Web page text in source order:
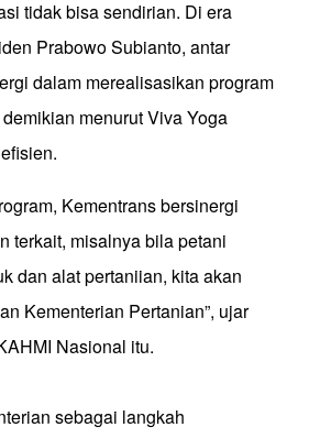
tidak bisa sendirian. Di era
Prabowo Subianto, antar
dalam merealisasikan program
menurut Viva Yoga
Kementrans bersinergi
terkait, misalnya bila petani
dan alat pertaniian, kita akan
Kementerian Pertanian”, ujar
Nasional itu.
sebagai langkah